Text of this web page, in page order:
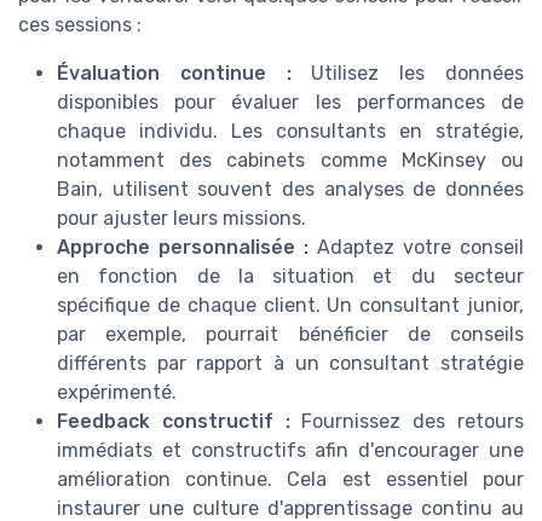
ces sessions :
Évaluation continue :Utilisez les données
disponibles pour évaluer les performances de
chaque individu. Les consultants en stratégie,
notamment des cabinets comme McKinsey ou
Bain, utilisent souvent des analyses de données
pour ajuster leurs missions.
Approche personnalisée : Adaptez votre conseil
en fonction de la situation et du secteur
spécifique de chaque client. Un consultant junior,
par exemple, pourrait bénéficier de conseils
différents par rapport à un consultant stratégie
expérimenté.
Feedback constructif :Fournissez des retours
immédiats et constructifs afin d'encourager une
amélioration continue. Cela est essentiel pour
instaurer une culture d'apprentissage continu au